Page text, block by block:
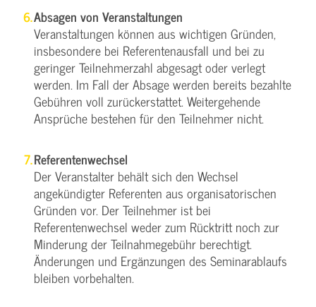
Absagen von Veranstaltungen
Veranstaltungen können aus wichtigen Gründen,
insbesondere bei Referentenausfall und bei zu
geringer Teilnehmerzahl abgesagt oder verlegt
werden. Im Fall der Absage werden bereits bezahlte
Gebühren voll zurückerstattet. Weitergehende
Ansprüche bestehen für den Teilnehmer nicht.
Referentenwechsel
Der Veranstalter behält sich den Wechsel
angekündigter Referenten aus organisatorischen
Gründen vor. Der Teilnehmer ist bei
Referentenwechsel weder zum Rücktritt noch zur
Minderung der Teilnahmegebühr berechtigt.
Änderungen und Ergänzungen des Seminarablaufs
bleiben vorbehalten.